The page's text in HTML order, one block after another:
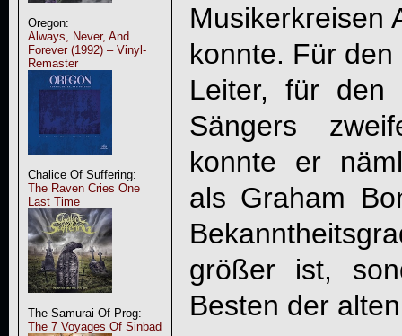
Oregon:
Always, Never, And
Forever (1992) – Vinyl-
Remaster
Chalice Of Suffering:
The Raven Cries One
Last Time
The Samurai Of Prog:
The 7 Voyages Of Sinbad
Musikerkreisen
konnte. Für
Leiter, für den
Sängers
konnte er
als Graham
größer ist,
Besten der